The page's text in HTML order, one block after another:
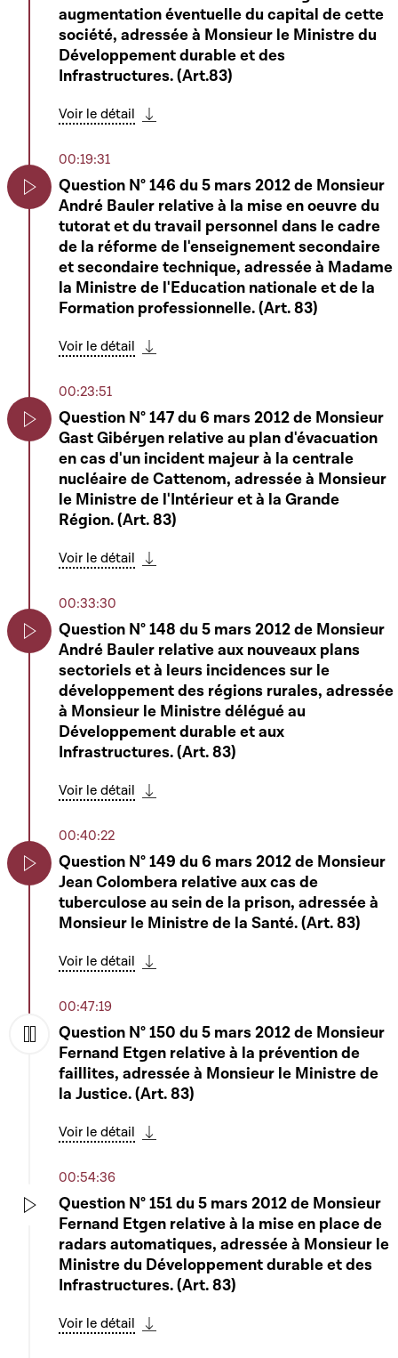
augmentation éventuelle du capital de cette
société, adressée à Monsieur le Ministre du
Développement durable et des
Infrastructures. (Art.83)
Voir le détail
00:19:31
Question N° 146 du 5 mars 2012 de Monsieur
André Bauler relative à la mise en oeuvre du
tutorat et du travail personnel dans le cadre
de la réforme de l'enseignement secondaire
et secondaire technique, adressée à Madame
la Ministre de l'Education nationale et de la
Formation professionnelle. (Art. 83)
Voir le détail
00:23:51
Question N° 147 du 6 mars 2012 de Monsieur
Gast Gibéryen relative au plan d'évacuation
en cas d'un incident majeur à la centrale
nucléaire de Cattenom, adressée à Monsieur
le Ministre de l'Intérieur et à la Grande
Région. (Art. 83)
Voir le détail
00:33:30
Question N° 148 du 5 mars 2012 de Monsieur
André Bauler relative aux nouveaux plans
sectoriels et à leurs incidences sur le
développement des régions rurales, adressée
à Monsieur le Ministre délégué au
Développement durable et aux
Infrastructures. (Art. 83)
Voir le détail
00:40:22
Question N° 149 du 6 mars 2012 de Monsieur
Jean Colombera relative aux cas de
tuberculose au sein de la prison, adressée à
Monsieur le Ministre de la Santé. (Art. 83)
Voir le détail
00:47:19
Question N° 150 du 5 mars 2012 de Monsieur
Fernand Etgen relative à la prévention de
faillites, adressée à Monsieur le Ministre de
la Justice. (Art. 83)
Voir le détail
00:54:36
Question N° 151 du 5 mars 2012 de Monsieur
Fernand Etgen relative à la mise en place de
radars automatiques, adressée à Monsieur le
Ministre du Développement durable et des
Infrastructures. (Art. 83)
Voir le détail
01:06:55
Résolution de Mme Viviane Loschetter
relative à l'organisation d'un débat
d'orientation avec rapport sur le sujet d'une
femmes et des hommes au sein de conseils
des institutions du monde économique,
culturel, social et sportif
Voir le détail
Télécharger cette séquence
01:09:06
6364 - Projet de loi modifiant la loi modifiée
du 12 janvier 2004 portant création d'un
technique à Redange-sur-Attert -
Voir le détail
Télécharger cette séquence
01:30:45
6308 - Projet de loi modifiant 1. la loi
modifiée du 19 décembre 2008 portant
réforme de la formation professionnelle et 2.
Ben Fayot
Voir le détail
Télécharger cette séquence
01:57:02
Heure d'actualité du groupe déi gréng sur la
problématique des drogues à l'école
Voir le détail
Télécharger cette séquence
6318 - Projet de loi portant modification de la
loi du 13 février 2007 relative aux fonds
d'investissement spécialisés - Rapporteur :
Monsieur Gilles Roth
Voir le détail
Télécharger cette séquence
6344 - Projet de loi - approuvant la
participation du Grand-Duché de
Luxembourg à la 16e reconstitution des
ressources de l'Association internationale de
développement - portant modification de la
loi du 22 décembre 2006 relative à la
participation du Luxembourg à l'Initiative
après « IADM ») et à la 7e reconstitution des
Développement Agricole ajustant la
contribution du Grand-Duché de
Luxembourg à l'IADM - Rapporteur :
Monsieur Michel Wolter
Voir le détail
Télécharger cette séquence
03:09:03